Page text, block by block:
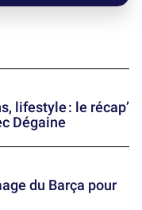
lifestyle : le récap’
Dégaine
du Barça pour